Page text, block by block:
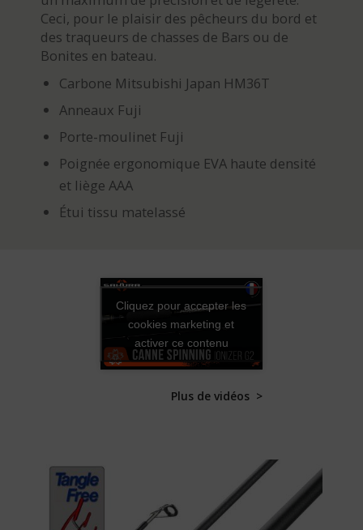
Ceci, pour le plaisir des pêcheurs du bord et
des traqueurs de chasses de Bars ou de
Bonites en bateau.
Carbone Mitsubishi Japan HM36T
Anneaux Fuji
Porte-moulinet Fuji
Poignée ergonomique EVA haute densité
et liège AAA
Étui tissu matelassé
Cliquez pour accepter les
cookies marketing et
activer ce contenu
Plus de vidéos >